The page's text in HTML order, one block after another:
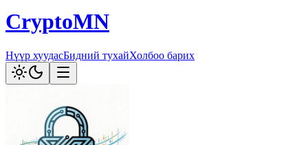
CryptoMN
Нүүр хуудасБидний тухайХолбоо барих